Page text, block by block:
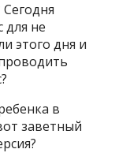
Сегодня
для не
этого дня и
в
заветный